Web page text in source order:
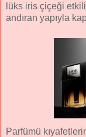
lüks iris çiçeği
andıran yapıyla
Parfümü